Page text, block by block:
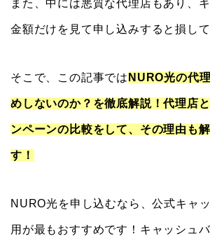
また、中には悪質な代理店もあり、
金額だけを見て申し込みすると損して
そこで、この記事では NURO光の代
めしないのか？を徹底解説！代理店
ンペーンの比較をして、その理由も
す！
NURO光を申し込むなら、公式キャ
用が最もおすすめです！キャッシュ